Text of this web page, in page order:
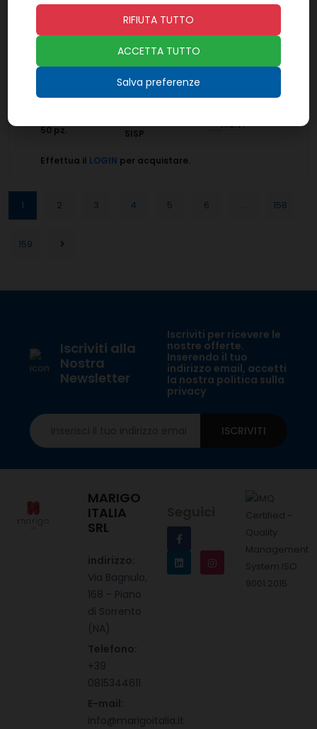
250 pz.
Effettua ilLOGINper acquistare.
Ago a Farfalla23Gx3/4 azz. con
adat.190mm
50 pz.
SISP
Effettua il LOGIN per acquistare.
1 2 3 4 5 6 ... 158
159
Iscriviti alla
Nostra
Newsletter
Iscriviti per ricevere le
nostre offerte.
Inserendo il tuo
indirizzo email, accetti
la nostra politica sulla
privacy
ISCRIVITI
MARIGO
ITALIA
SRL
indirizzo:
Via Bagnulo,
168 - Piano
di Sorrento
(NA)
Telefono:
+39
0815344611
E-mail:
info@marigoitalia.it
RIFIUTA TUTTO
ACCETTA TUTTO
Salva preferenze